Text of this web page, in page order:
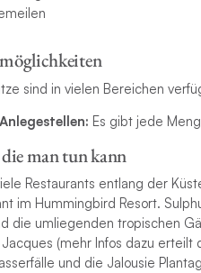
sind in vielen Bereichen
Es gibt jede
man tun kann
Restaurants entlang der
im Hummingbird Resort.
die umliegenden tropischen
Jacques (mehr Infos dazu
und die Jalousie